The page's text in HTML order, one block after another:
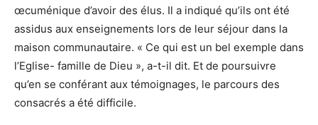
œcuménique d’avoir des élus. Il a indiqué qu’ils ont été
assidus aux enseignements lors de leur séjour dans la
maison communautaire. « Ce qui est un bel exemple dans
l’Eglise- famille de Dieu », a-t-il dit. Et de poursuivre
qu’en se conférant aux témoignages, le parcours des
consacrés a été difficile.